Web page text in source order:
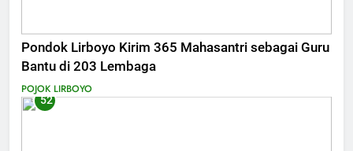
Pondok Lirboyo Kirim 365 Mahasantri sebagai Guru
Bantu di 203 Lembaga
POJOK LIRBOYO
52